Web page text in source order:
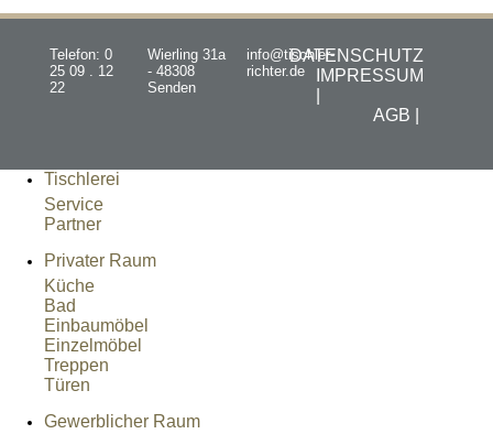
Telefon: 0
25 09 . 12
22
Wierling 31a
- 48308
Senden
info@tischler-
richter.de
DATENSCHUTZ
IMPRESSUM
AGB |
Tischlerei
Service
Partner
Privater Raum
Küche
Bad
Einbaumöbel
Einzelmöbel
Treppen
Türen
Gewerblicher Raum